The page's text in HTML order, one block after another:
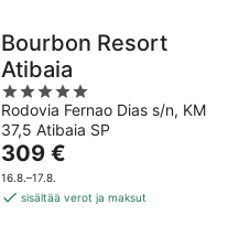
Bourbon Resort
Atibaia
5
out
of
5
Rodovia Fernao Dias s/n, KM
37,5 Atibaia SP
Hinta
on
309 €
309 €
16.8.–17.8.
sisältää verot ja maksut